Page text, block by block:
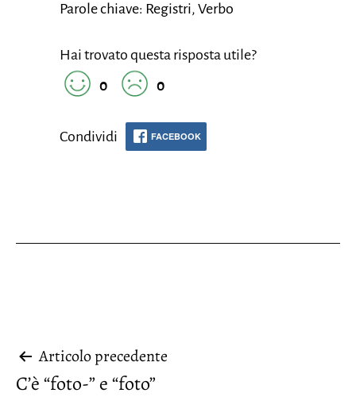
Parole chiave: Registri, Verbo
Hai trovato questa risposta utile?
0
0
Condividi FACEBOOK
Navigazione
articoli
Articolo precedente
C’è “foto-” e “foto”